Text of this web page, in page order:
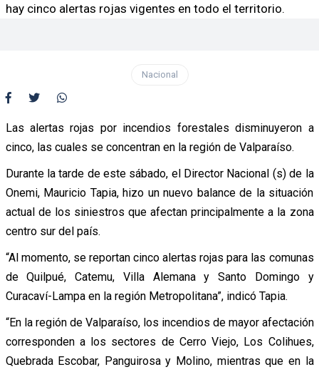
hay cinco alertas rojas vigentes en todo el territorio.
Nacional
Las alertas rojas por incendios forestales disminuyeron a
cinco, las cuales se concentran en la región de Valparaíso.
Durante la tarde de este sábado, el Director Nacional (s) de la
Onemi, Mauricio Tapia, hizo un nuevo balance de la situación
actual de los siniestros que afectan principalmente a la zona
centro sur del país.
“Al momento, se reportan cinco alertas rojas para las comunas
de Quilpué, Catemu, Villa Alemana y Santo Domingo y
Curacaví-Lampa en la región Metropolitana”, indicó Tapia.
“En la región de Valparaíso, los incendios de mayor afectación
corresponden a los sectores de Cerro Viejo, Los Colihues,
Quebrada Escobar, Panguirosa y Molino, mientras que en la